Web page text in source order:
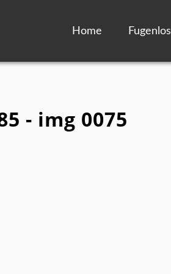
Home Fugenlos
- img 0075